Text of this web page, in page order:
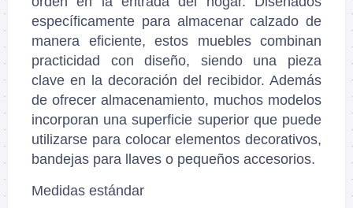
específicamente para almacenar calzado de
manera eficiente, estos muebles combinan
practicidad con diseño, siendo una pieza
clave en la decoración del recibidor. Además
de ofrecer almacenamiento, muchos modelos
incorporan una superficie superior que puede
utilizarse para colocar elementos decorativos,
bandejas para llaves o pequeños accesorios.
Medidas estándar